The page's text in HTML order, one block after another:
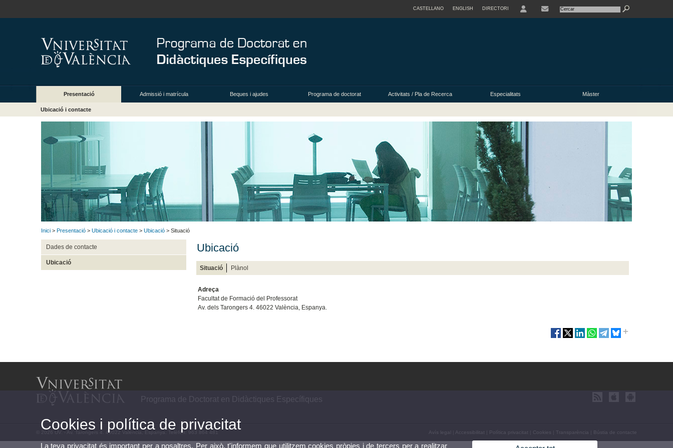
CASTELLANO ENGLISH DIRECTORI
Presentació Admissió i matrícula Beques i ajudes Programa de doctorat Activitats / Pla de Recerca Especialitats Màster
Ubicació i contacte
Inici > Presentació > Ubicació i contacte > Ubicació > Situació
Dades de contacte
Ubicació
Ubicació
Situació Plànol
Adreça
Facultat de Formació del Professorat
Av. dels Tarongers 4. 46022 València, Espanya.
Programa de Doctorat en Didàctiques Específiques
© 2026 UV. - Av. Tarongers 4. 46022 València, Espanya. Telèfon: 963 864 481 Avís legal Accessibilitat Política privacitat Cookies Transparència Bústia de contacte
Cookies i política de privacitat
La teva privacitat és important per a nosaltres. Per això, t'informem que utilitzem cookies pròpies i de tercers per a realitzar